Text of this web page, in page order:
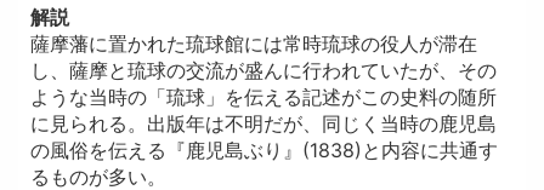
解説
薩摩藩に置かれた琉球館には常時琉球の役人が滞在
し、薩摩と琉球の交流が盛んに行われていたが、その
ような当時の「琉球」を伝える記述がこの史料の随所
に見られる。出版年は不明だが、同じく当時の鹿児島
の風俗を伝える『鹿児島ぶり』(1838)と内容に共通す
るものが多い。